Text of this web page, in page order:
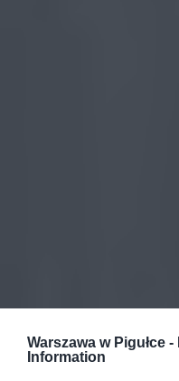
Warszawa w Pigułce -
Information